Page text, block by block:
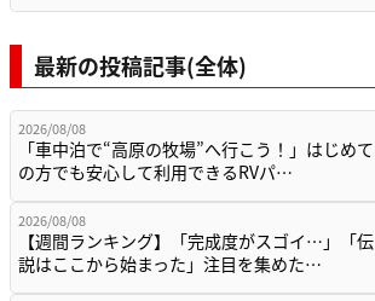
最新の投稿記事(全体)
2026/08/08
「車中泊で“高原の牧場”へ行こう！」はじめて
の方でも安心して利用できるRVパ…
2026/08/08
【週間ランキング】「完成度がスゴイ…」「伝
説はここから始まった」注目を集めた…